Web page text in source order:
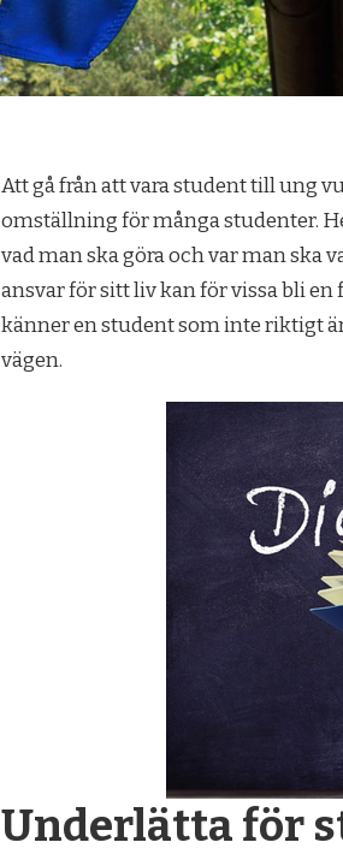
Att gå från att vara student till ung
omställning för många studenter.
vad man ska göra och var man ska
ansvar för sitt liv kan för vissa bli
känner en student som inte riktigt
vägen.
Underlätta för